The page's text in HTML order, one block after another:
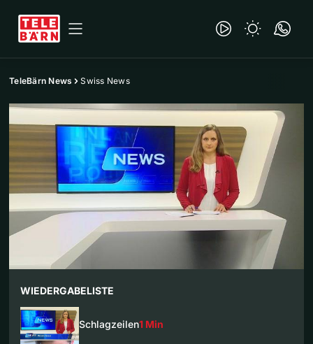
TeleBärn News Swiss News
WIEDERGABELISTE
Schlagzeilen1 Min